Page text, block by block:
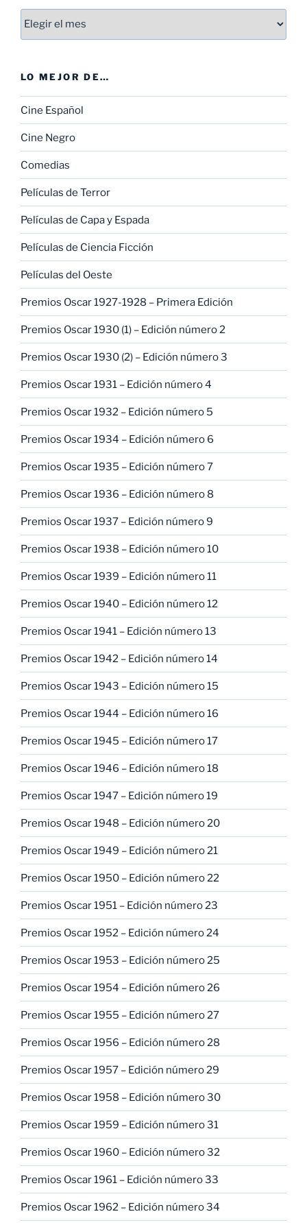
Entradas
LO MEJOR DE…
Cine Español
Cine Negro
Comedias
Películas de Terror
Películas de Capa y Espada
Películas de Ciencia Ficción
Películas del Oeste
Premios Oscar 1927-1928 – Primera Edición
Premios Oscar 1930 (1) – Edición número 2
Premios Oscar 1930 (2) – Edición número 3
Premios Oscar 1931 – Edición número 4
Premios Oscar 1932 – Edición número 5
Premios Oscar 1934 – Edición número 6
Premios Oscar 1935 – Edición número 7
Premios Oscar 1936 – Edición número 8
Premios Oscar 1937 – Edición número 9
Premios Oscar 1938 – Edición número 10
Premios Oscar 1939 – Edición número 11
Premios Oscar 1940 – Edición número 12
Premios Oscar 1941 – Edición número 13
Premios Oscar 1942 – Edición número 14
Premios Oscar 1943 – Edición número 15
Premios Oscar 1944 – Edición número 16
Premios Oscar 1945 – Edición número 17
Premios Oscar 1946 – Edición número 18
Premios Oscar 1947 – Edición número 19
Premios Oscar 1948 – Edición número 20
Premios Oscar 1949 – Edición número 21
Premios Oscar 1950 – Edición número 22
Premios Oscar 1951 – Edición número 23
Premios Oscar 1952 – Edición número 24
Premios Oscar 1953 – Edición número 25
Premios Oscar 1954 – Edición número 26
Premios Oscar 1955 – Edición número 27
Premios Oscar 1956 – Edición número 28
Premios Oscar 1957 – Edición número 29
Premios Oscar 1958 – Edición número 30
Premios Oscar 1959 – Edición número 31
Premios Oscar 1960 – Edición número 32
Premios Oscar 1961 – Edición número 33
Premios Oscar 1962 – Edición número 34